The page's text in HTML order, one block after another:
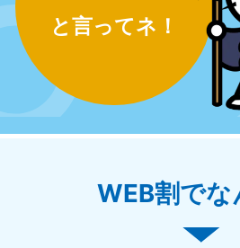
と言ってネ！
WEB割でな